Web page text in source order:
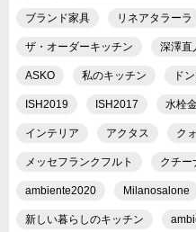
ブランド家具 リネアタラーラ
ザ・オーダーキッチン 深澤直
ASKO 私のキッチン ド
ISH2019 ISH2017 水栓
インテリア アクタス ク
メッセフランクフルト クチー
ambiente2020 Milanosalone
新しい暮らしのキッチン